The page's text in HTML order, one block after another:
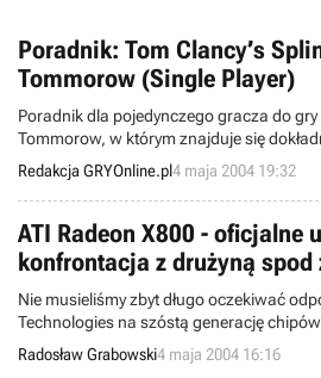
Poradnik: Tom Clancy’s
Tommorow (Single Player)
Poradnik dla pojedynczego gracza do
Tommorow, w którym znajduje się
wszystkich misji na najwyższym
sobie radzić w wielu przypadkach bez
Redakcja GRYOnline.pl4 maja 2004 19:32
ATI Radeon X800 - oficjalne
konfrontacja z drużyną spod
Nie musieliśmy zbyt długo oczekiwać
Technologies na szóstą generację
nVidia GeForce (vide news z 15 kwietnia
szerokiej publiczności linię Radeon
Radosław Grabowski4 maja 2004 16:16